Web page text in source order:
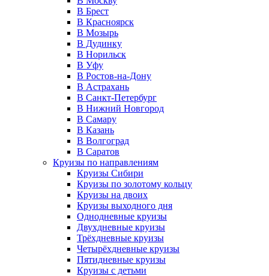
В Брест
В Красноярск
В Мозырь
В Дудинку
В Норильск
В Уфу
В Ростов-на-Дону
В Астрахань
В Санкт-Петербург
В Нижний Новгород
В Самару
В Казань
В Волгоград
В Саратов
Круизы по направлениям
Круизы Сибири
Круизы по золотому кольцу
Круизы на двоих
Круизы выходного дня
Однодневные круизы
Двухдневные круизы
Трёхдневные круизы
Четырёхдневные круизы
Пятидневные круизы
Круизы с детьми